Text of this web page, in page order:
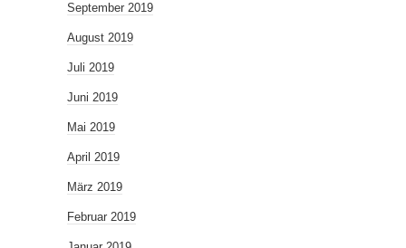
September 2019
August 2019
Juli 2019
Juni 2019
Mai 2019
April 2019
März 2019
Februar 2019